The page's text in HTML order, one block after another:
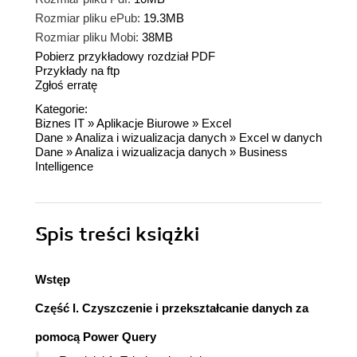
Rozmiar pliku ePub: 19.3MB
Rozmiar pliku Mobi: 38MB
Pobierz przykładowy rozdział PDF
Przykłady na ftp
Zgłoś erratę
Kategorie:
Biznes IT »Aplikacje Biurowe » Excel
Dane »Analiza i wizualizacja danych » Excel w danych
Dane »Analiza i wizualizacja danych » Business
Intelligence
Spis treści książki
Wstęp
Część I. Czyszczenie i przekształcanie danych za
pomocą Power Query